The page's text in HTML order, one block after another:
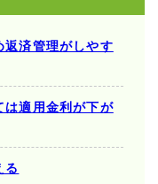
返済管理がしやす
は適用金利が下が
る